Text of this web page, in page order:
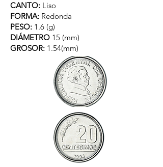
CANTO: Liso
FORMA: Redonda
PESO: 1.6 (g)
DIÁMETRO 15 (mm)
GROSOR: 1.54(mm)